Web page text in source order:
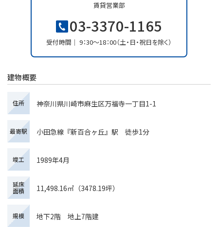
賃貸営業部
03-3370-1165
受付時間 9：30〜18：00（土・日・祝日を除く）
建物概要
住所 神奈川県川崎市麻生区万福寺一丁目1-1
最寄駅 小田急線『新百合ヶ丘』駅 徒歩1分
竣工 1989年4月
延床
面積
11,498.16㎡（3478.19坪）
規模 地下2階 地上7階建